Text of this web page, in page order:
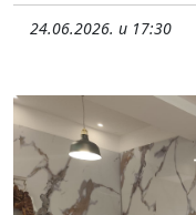
24.06.2026. u 17:30